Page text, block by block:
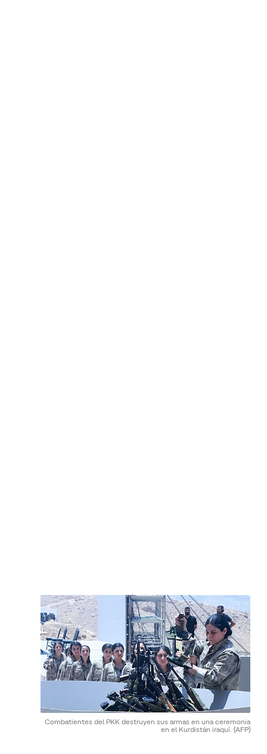
Combatientes del PKK destruyen sus armas en una ceremonia
en el Kurdistán iraquí. (AFP)